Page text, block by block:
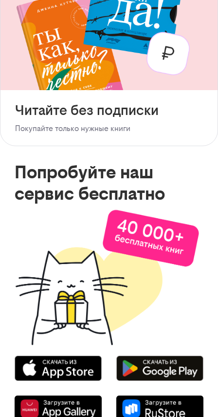
Читайте без подписки
Покупайте только нужные книги
Попробуйте наш
сервис бесплатно